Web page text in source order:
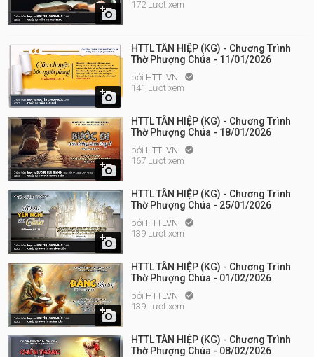

172 Lượt xem

HTTL TÂN HIỆP (KG) - Chương Trình
Thờ Phượng Chúa - 11/01/2026
bởi HTTLVN 
141 Lượt xem

HTTL TÂN HIỆP (KG) - Chương Trình
Thờ Phượng Chúa - 18/01/2026
bởi HTTLVN 
167 Lượt xem

HTTL TÂN HIỆP (KG) - Chương Trình
Thờ Phượng Chúa - 25/01/2026
bởi HTTLVN 
139 Lượt xem

HTTL TÂN HIỆP (KG) - Chương Trình
Thờ Phượng Chúa - 01/02/2026
bởi HTTLVN 
139 Lượt xem
HTTL TÂN HIỆP (KG) - Chương Trình
Thờ Phượng Chúa - 08/02/2026